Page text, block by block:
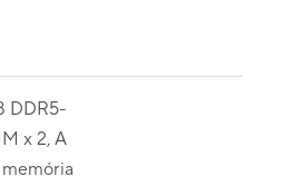
DDR5-
x 2, A